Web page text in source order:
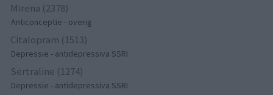
Mirena (2378)
Anticonceptie - overig
Citalopram (1513)
Depressie - antidepressiva SSRI
Sertraline (1274)
Depressie - antidepressiva SSRI